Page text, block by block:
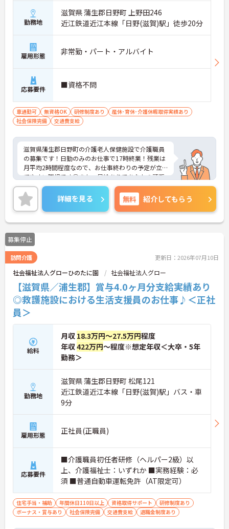
勤務地
滋賀県 蒲生郡日野町 上野田246
近江鉄道近江本線「日野(滋賀)駅」徒歩20分
雇用形態 非常勤・パート・アルバイト
応募要件 ■資格不問
車通勤可 無資格OK 研修制度あり
産休･育休･介護休暇取得実績あり
社会保険完備
交通費支給
滋賀県蒲生郡日野町の介護老人保健施設で介護職員
の募集です！日勤のみのお仕事で17時終業！残業は
月平均2時間程度なので、お仕事終わりの予定が立
てやすい職場です◎また、昇給ありであなたの頑張
りがしっかり評価されます♪ご興味のある方は面接
ポイントをお伝えしますので、お気軽にご連絡くだ
さい！
詳細を見る 無料 紹介してもらう
募集停止
訪問介護 更新日：2026年07月10日
社会福祉法人グローひのたに園 社会福祉法人グロー
【滋賀県／浦生郡】賞与4.0ヶ月分支給実績あり
◎救護施設における生活支援員のお仕事♪＜正社
員＞
給料
月収 18.3万円～27.5万円程度
年収422万円～程度※想定年収＜大卒・5年
勤務＞
勤務地
滋賀県 蒲生郡日野町 松尾121
近江鉄道近江本線「日野(滋賀)駅」バス・車
9分
雇用形態 正社員(正職員)
応募要件
■介護職員初任者研修（ヘルパー2級）以
上、介護福祉士：いずれか ■実務経験：必
須 ■普通自動車運転免許（AT限定可）
住宅手当・補助 年間休日110日以上 資格取得サポート
研修制度あり
ボーナス・賞与あり
社会保険完備 交通費支給 退職金制度あり